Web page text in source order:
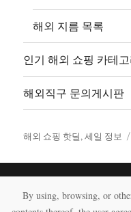
해외 지름 목록
인기 해외 쇼핑 카테고
해외직구 문의게시판
해외 쇼핑 핫딜, 세일 정보